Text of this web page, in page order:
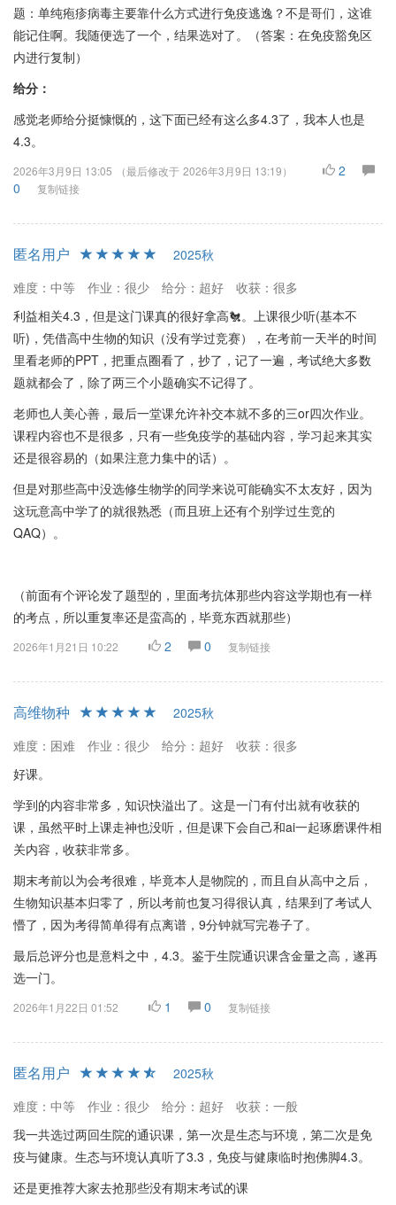
题：单纯疱疹病毒主要靠什么方式进行免疫逃逸？不是哥们，这谁
能记住啊。我随便选了一个，结果选对了。（答案：在免疫豁免区
内进行复制）
给分：
感觉老师给分挺慷慨的，这下面已经有这么多4.3了，我本人也是
4.3。
2026年3月9日 13:05 （最后修改于 2026年3月9日 13:19）
2
0
复制链接
匿名用户
2025秋
难度：中等
作业：很少 给分：超好
收获：很多
利益相关4.3，但是这门课真的很好拿高🐔。上课很少听(基本不
听)，凭借高中生物的知识（没有学过竞赛），在考前一天半的时间
里看老师的PPT，把重点圈看了，抄了，记了一遍，考试绝大多数
题就都会了，除了两三个小题确实不记得了。
老师也人美心善，最后一堂课允许补交本就不多的三or四次作业。
课程内容也不是很多，只有一些免疫学的基础内容，学习起来其实
还是很容易的（如果注意力集中的话）。
但是对那些高中没选修生物学的同学来说可能确实不太友好，因为
这玩意高中学了的就很熟悉（而且班上还有个别学过生竞的
QAQ）。
（前面有个评论发了题型的，里面考抗体那些内容这学期也有一样
的考点，所以重复率还是蛮高的，毕竟东西就那些）
2026年1月21日 10:22 2 0 复制链接
高维物种
2025秋
难度：困难
作业：很少 给分：超好
收获：很多
好课。
学到的内容非常多，知识快溢出了。这是一门有付出就有收获的
课，虽然平时上课走神也没听，但是课下会自己和ai一起琢磨课件相
关内容，收获非常多。
期末考前以为会考很难，毕竟本人是物院的，而且自从高中之后，
生物知识基本归零了，所以考前也复习得很认真，结果到了考试人
懵了，因为考得简单得有点离谱，9分钟就写完卷子了。
最后总评分也是意料之中，4.3。鉴于生院通识课含金量之高，遂再
选一门。
2026年1月22日 01:52 1 0 复制链接
匿名用户
2025秋
难度：中等
作业：很少 给分：超好
收获：一般
我一共选过两回生院的通识课，第一次是生态与环境，第二次是免
疫与健康。生态与环境认真听了3.3，免疫与健康临时抱佛脚4.3。
还是更推荐大家去抢那些没有期末考试的课